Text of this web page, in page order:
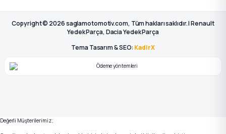
Copyright © 2026 saglamotomotiv.com, Tüm hakları saklıdır. | Renault
Yedek Parça, Dacia Yedek Parça
Tema Tasarım & SEO: KadirX
Değerli Müşterilerimiz;